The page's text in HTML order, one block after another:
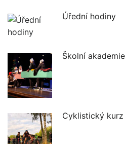
Úřední hodiny
Školní akademie
Cyklistický kurz